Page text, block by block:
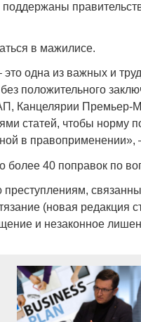
в мажилисе.
одна из важных и
положительного
АП, Канцелярии
статей, чтобы
в правоприменении»,
более 40 поправок по
(новая редакция
и незаконное